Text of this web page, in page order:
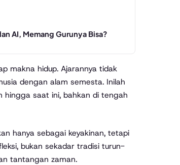
AI, Memang Gurunya Bisa?
makna hidup. Ajarannya tidak
dengan alam semesta. Inilah
hingga saat ini, bahkan di tengah
hanya sebagai keyakinan, tetapi
bukan sekadar tradisi turun-
tantangan zaman.